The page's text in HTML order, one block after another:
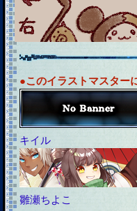
●このイラストマスター
キイル
雛瀬ちよこ